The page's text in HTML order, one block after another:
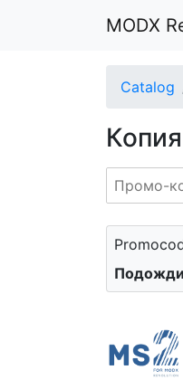
MODX
Catalog